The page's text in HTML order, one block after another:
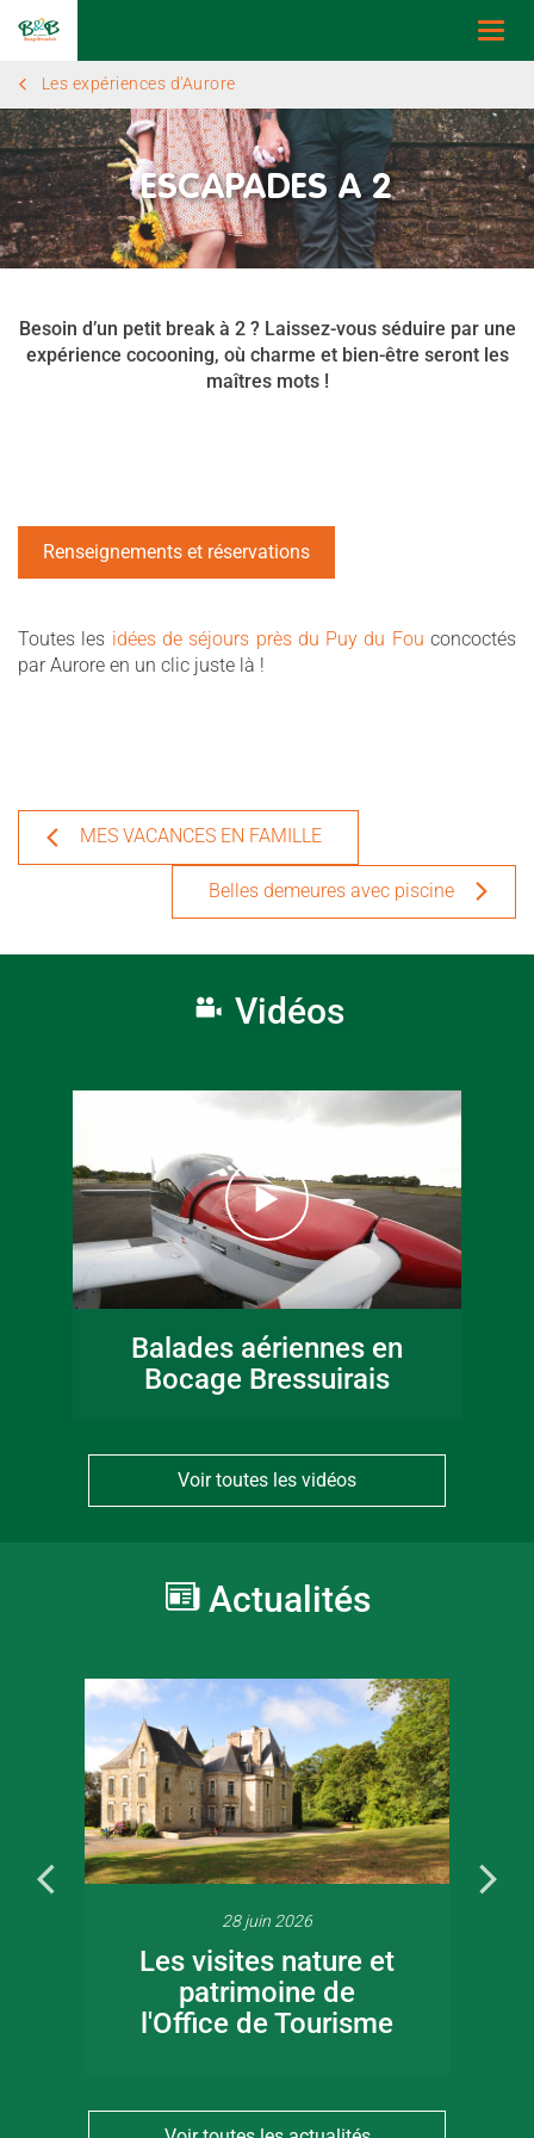
Les expériences d'Aurore
ESCAPADES A 2
Besoin d’un petit break à 2 ? Laissez-vous séduire par une
expérience cocooning, où charme et bien-être seront les
maîtres mots !
Renseignements et réservations
Toutes les idées de séjours près du Puy du Fou concoctés
par Aurore en un clic juste là !
MES VACANCES EN FAMILLE
Belles demeures avec piscine
Vidéos
Balades aériennes en
Bocage Bressuirais
Voir toutes les vidéos
Actualités
28 juin 2026
Les visites nature et
patrimoine de
l'Office de Tourisme